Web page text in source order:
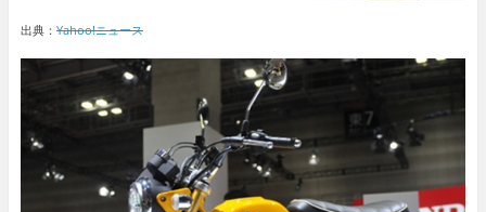
出典： Yahoo!ニュース